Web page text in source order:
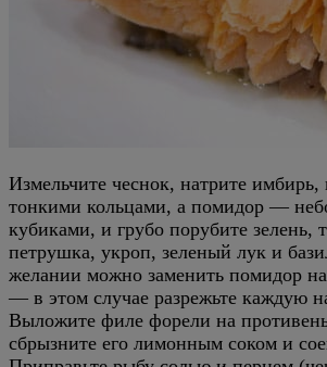
Измельчите чеснок, натрите имбирь,
тонкими кольцами, а помидор —
кубиками, и грубо порубите зелень,
петрушка, укроп, зеленый лук и
желании можно заменить помидор на
— в этом случае разрежьте каждую
Выложите филе форели на
сбрызните его лимонным соком и